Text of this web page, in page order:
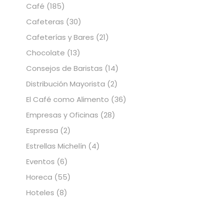
Café (185)
Cafeteras (30)
Cafeterías y Bares (21)
Chocolate (13)
Consejos de Baristas (14)
Distribución Mayorista (2)
El Café como Alimento (36)
Empresas y Oficinas (28)
Espressa (2)
Estrellas Michelín (4)
Eventos (6)
Horeca (55)
Hoteles (8)